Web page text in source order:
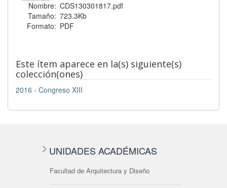
Nombre: CDS130301817.pdf
Tamaño: 723.3Kb
Formato: PDF
Este ítem aparece en la(s) siguiente(s)
colección(ones)
2016 - Congreso XIII
UNIDADES ACADÉMICAS
Facultad de Arquitectura y Diseño